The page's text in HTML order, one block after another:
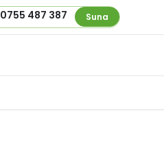
0755 487 387 Suna